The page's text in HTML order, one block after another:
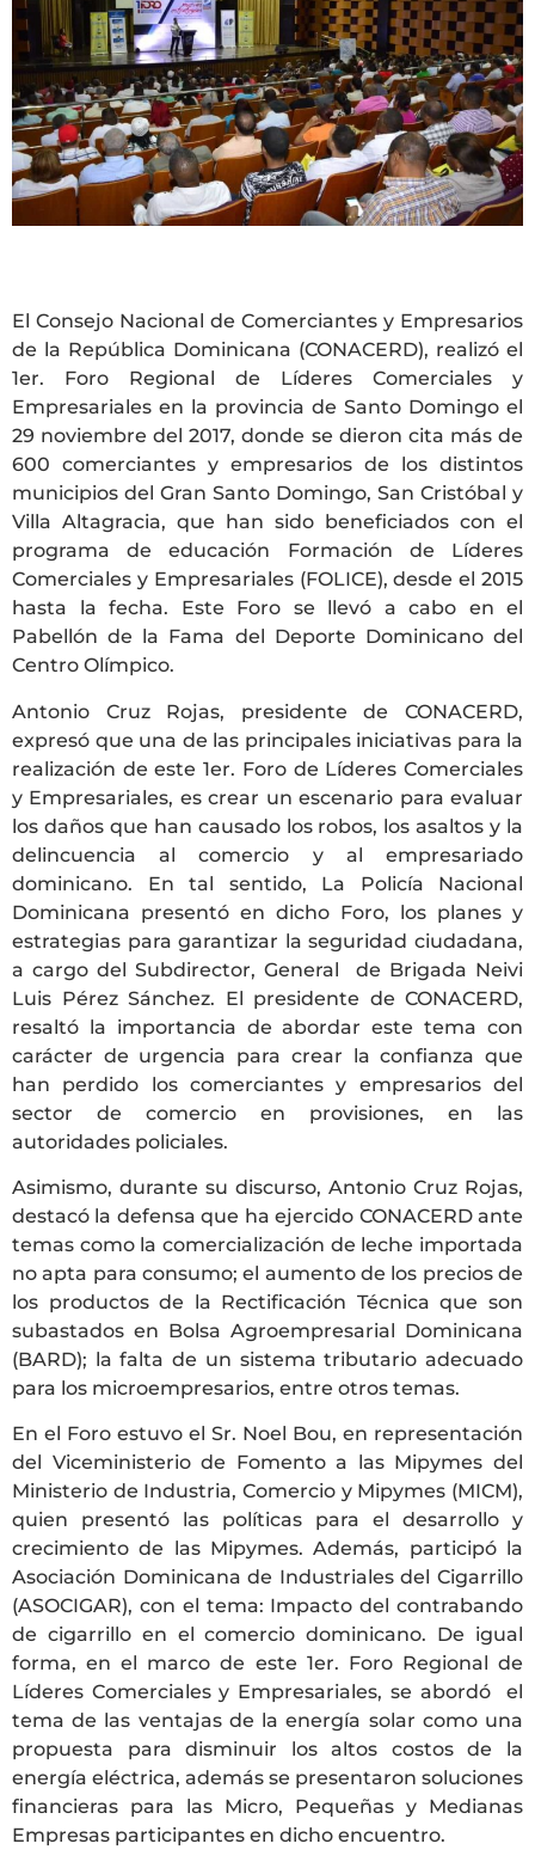
El Consejo Nacional de Comerciantes y Empresarios
de la República Dominicana (CONACERD), realizó el
1er. Foro Regional de Líderes Comerciales y
Empresariales en la provincia de Santo Domingo el
29 noviembre del 2017, donde se dieron cita más de
600 comerciantes y empresarios de los distintos
municipios del Gran Santo Domingo, San Cristóbal y
Villa Altagracia, que han sido beneficiados con el
programa de educación Formación de Líderes
Comerciales y Empresariales (FOLICE), desde el 2015
hasta la fecha. Este Foro se llevó a cabo en el
Pabellón de la Fama del Deporte Dominicano del
Centro Olímpico.
Antonio Cruz Rojas, presidente de CONACERD,
expresó que una de las principales iniciativas para la
realización de este 1er. Foro de Líderes Comerciales
y Empresariales, es crear un escenario para evaluar
los daños que han causado los robos, los asaltos y la
delincuencia al comercio y al empresariado
dominicano. En tal sentido, La Policía Nacional
Dominicana presentó en dicho Foro, los planes y
estrategias para garantizar la seguridad ciudadana,
a cargo del Subdirector, General de Brigada Neivi
Luis Pérez Sánchez. El presidente de CONACERD,
resaltó la importancia de abordar este tema con
carácter de urgencia para crear la confianza que
han perdido los comerciantes y empresarios del
sector de comercio en provisiones, en las
autoridades policiales.
Asimismo, durante su discurso, Antonio Cruz Rojas,
destacó la defensa que ha ejercido CONACERD ante
temas como la comercialización de leche importada
no apta para consumo; el aumento de los precios de
los productos de la Rectificación Técnica que son
subastados en Bolsa Agroempresarial Dominicana
(BARD); la falta de un sistema tributario adecuado
para los microempresarios, entre otros temas.
En el Foro estuvo el Sr. Noel Bou, en representación
del Viceministerio de Fomento a las Mipymes del
Ministerio de Industria, Comercio y Mipymes (MICM),
quien presentó las políticas para el desarrollo y
crecimiento de las Mipymes. Además, participó la
Asociación Dominicana de Industriales del Cigarrillo
(ASOCIGAR), con el tema: Impacto del contrabando
de cigarrillo en el comercio dominicano. De igual
forma, en el marco de este 1er. Foro Regional de
Líderes Comerciales y Empresariales, se abordó el
tema de las ventajas de la energía solar como una
propuesta para disminuir los altos costos de la
energía eléctrica, además se presentaron soluciones
financieras para las Micro, Pequeñas y Medianas
Empresas participantes en dicho encuentro.